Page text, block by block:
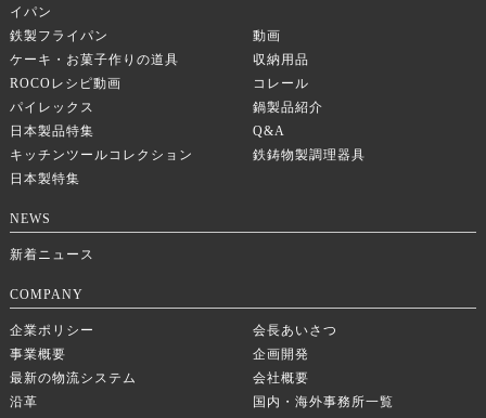
イパン
鉄製フライパン
動画
ケーキ・お菓子作りの道具
収納用品
ROCOレシピ動画
コレール
パイレックス
鍋製品紹介
日本製品特集
Q&A
キッチンツールコレクション
鉄鋳物製調理器具
日本製特集
NEWS
新着ニュース
COMPANY
企業ポリシー
会長あいさつ
事業概要
企画開発
最新の物流システム
会社概要
沿革
国内・海外事務所一覧